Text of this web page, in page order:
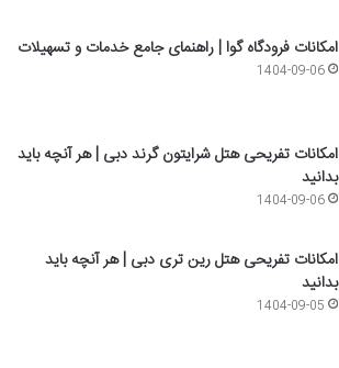
امکانات فرودگاه گوا | راهنمای جامع خدمات و تسهیلات
1404-09-06
امکانات تفریحی هتل شرایتون گرند دبی | هر آنچه باید
بدانید
1404-09-06
امکانات تفریحی هتل رین تری دبی | هر آنچه باید
بدانید
1404-09-05